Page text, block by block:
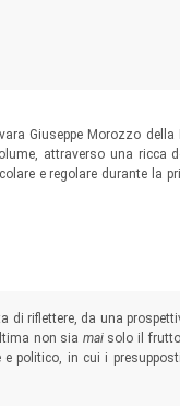
al volume ruotano
Giuseppe Morozzo
attraverso una ricca
e regolare durante la
di riflettere, da una
non sia maisolo il frutto
politico, in cui i
plasmano spesso